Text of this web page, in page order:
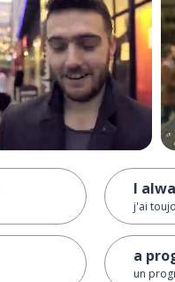
I
j'ai
a
un